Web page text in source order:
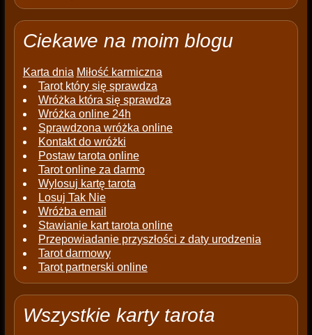
Ciekawe na moim blogu
Karta dnia Miłość karmiczna
Tarot który się sprawdza
Wróżka która się sprawdza
Wróżka online 24h
Sprawdzona wróżka online
Kontakt do wróżki
Postaw tarota online
Tarot online za darmo
Wylosuj kartę tarota
Losuj Tak Nie
Wróżba email
Stawianie kart tarota online
Przepowiadanie przyszłości z daty urodzenia
Tarot darmowy
Tarot partnerski online
Wszystkie karty tarota